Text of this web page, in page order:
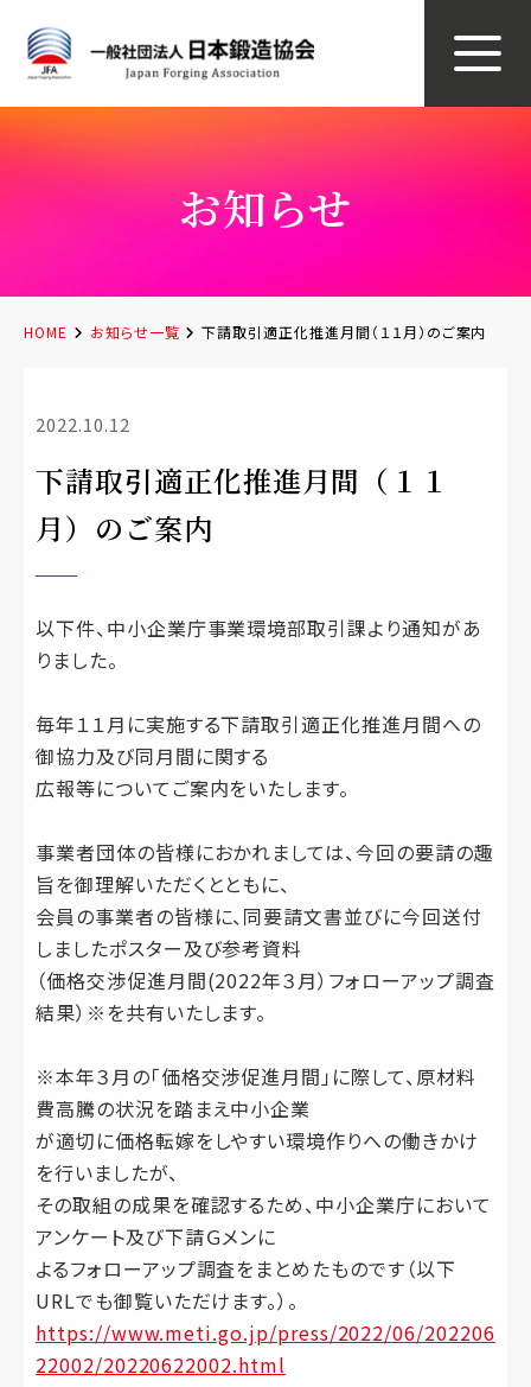
お知らせ
HOME お知らせ一覧 下請取引適正化推進月間（１１月）のご案内
2022.10.12
下請取引適正化推進月間（１１
月）のご案内
以下件、中小企業庁事業環境部取引課より通知があ
りました。
毎年１１月に実施する下請取引適正化推進月間への
御協力及び同月間に関する
広報等についてご案内をいたします。
事業者団体の皆様におかれましては、今回の要請の趣
旨を御理解いただくとともに、
会員の事業者の皆様に、同要請文書並びに今回送付
しましたポスター及び参考資料
（価格交渉促進月間(2022年３月）フォローアップ調査
結果）※を共有いたします。
※本年３月の「価格交渉促進月間」に際して、原材料
費高騰の状況を踏まえ中小企業
が適切に価格転嫁をしやすい環境作りへの働きかけ
を行いましたが、
その取組の成果を確認するため、中小企業庁において
アンケート及び下請Ｇメンに
よるフォローアップ調査をまとめたものです（以下
URLでも御覧いただけます。）。
https://www.meti.go.jp/press/2022/06/202206
22002/20220622002.html